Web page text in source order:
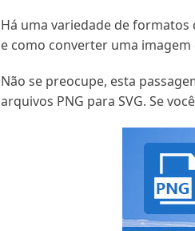
Há uma variedade de
e como converter uma
Não se preocupe, esta
arquivos PNG para SVG. Se